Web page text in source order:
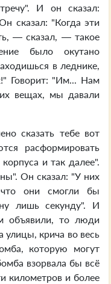
И он сказал:
сказал: "Когда эти
— сказал, — такое
было окутано
в леднике,
Говорит: "Им... Нам
вещах, мы давали
сказать тебе вот
расформировать
и так далее".
Он сказал: "У них
что они смогли бы
лишь секунду". И
объявили, то люди
крича во весь
которую могут
взорвала бы всё
километров и более